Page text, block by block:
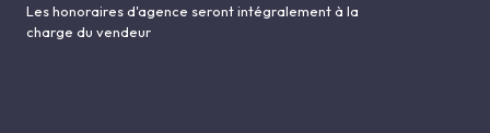
Les honoraires d'agence seront intégralement à la
charge du vendeur